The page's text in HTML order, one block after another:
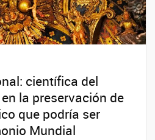
científica del
la preservación de
que podría ser
Mundial